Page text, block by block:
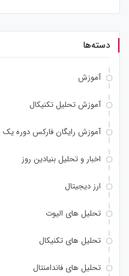
دسته‌ها
آموزش
آموزش تحلیل تکنیکال
آموزش رایگان فارکس دوره یک
اخبار و تحلیل بنیادین روز
ارز دیجیتال
تحلیل های الیوت
تحلیل های تکنیکال
تحلیل های فاندامنتال